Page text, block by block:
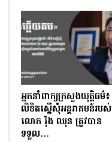
អ្នកនាំពាក្យក្រសួងយុត្តិធម៌៖
លិខិតស្នើសុំអន្តរាគមន៍របស់
លោក រ៉ុង ឈុន ត្រូវបាន
ទទួល…